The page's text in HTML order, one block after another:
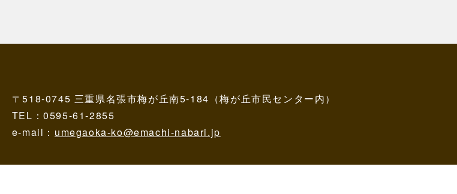
〒518-0745 三重県名張市梅が丘南5-184（梅が丘市民センター内）
TEL：0595-61-2855
e-mail： umegaoka-ko@emachi-nabari.jp